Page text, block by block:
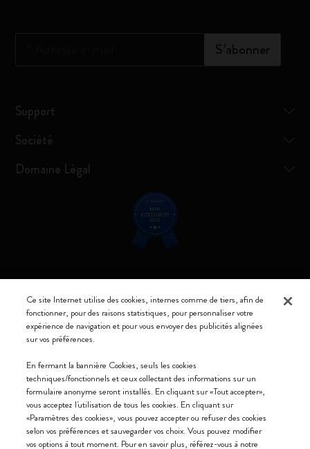
S’abonner
Support
Société
Domaine Légal
Restez connecté
Nous acceptons
Moleskine srl a socio unico - Via Bergognone, 34 – 20144 Milano -
Italia - P. IVA / CCIAA n. 07234480965 - REA MI 1945400 - Cap.
Soc. €2.181.513,42
Ce site Internet utilise des cookies, internes comme de tiers, afin de
fonctionner, pour des raisons statistiques, pour personnaliser votre
expérience de navigation et pour vous envoyer des publicités alignées
sur vos préférences.
En fermant la bannière Cookies, seuls les cookies
techniques/fonctionnels et ceux collectant des informations sur un
formulaire anonyme seront installés. En cliquant sur «Tout accepter»,
vous acceptez l'utilisation de tous les cookies. En cliquant sur
«Paramètres des cookies», vous pouvez accepter ou refuser des cookies
selon vos préférences et sauvegarder vos choix. Vous pouvez modifier
vos options à tout moment. Pour en savoir plus, référez-vous à notre